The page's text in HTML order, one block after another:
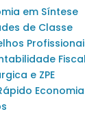
em Síntese
de Classe
Fiscal
e ZPE
Economia